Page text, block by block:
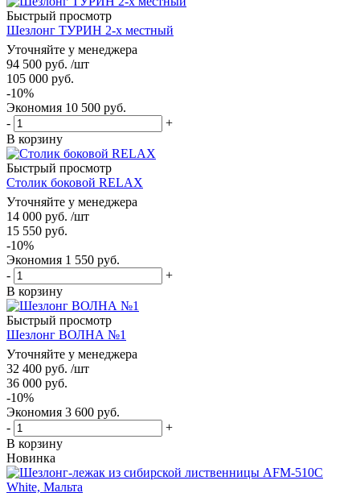
Быстрый просмотр
Шезлонг ТУРИН 2-х местный
Уточняйте у менеджера
94 500 руб. /шт
105 000 руб.
-10%
Экономия 10 500 руб.
-
+
В корзину
Быстрый просмотр
Столик боковой RELAX
Уточняйте у менеджера
14 000 руб. /шт
15 550 руб.
-10%
Экономия 1 550 руб.
-
+
В корзину
Быстрый просмотр
Шезлонг ВОЛНА №1
Уточняйте у менеджера
32 400 руб. /шт
36 000 руб.
-10%
Экономия 3 600 руб.
-
+
В корзину
Новинка